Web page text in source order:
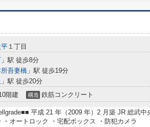
１丁目
」駅 徒歩8分
吾妻橋 」駅 徒歩19分
」駅 徒歩20分
階建 構造 鉄筋コンクリート
平成 21 年（2009 年）2 月築 JR 総武中
・オートロック ・宅配ボックス ・防犯カメラ